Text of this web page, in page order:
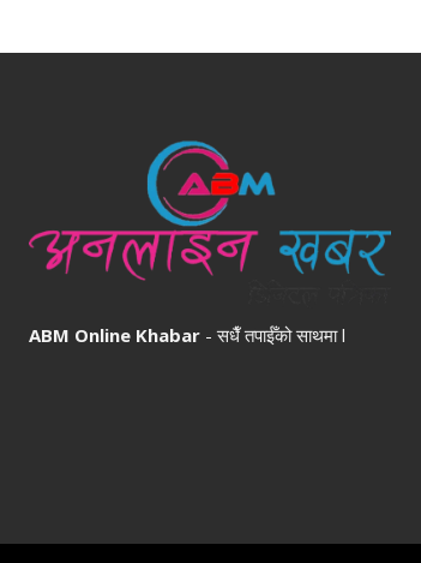
ABM Online Khabar - सधैँ तपाईँको साथमा l